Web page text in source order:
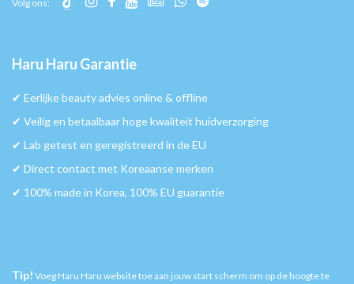
Volg ons:
Haru Haru Garantie
✔︎ Eerlijke beauty advies online & offline
✔︎ Veilig en betaalbaar hoge kwaliteit huidverzorging
✔︎ Lab getest en geregistreerd in de EU
✔︎ Direct contact met Koreaanse merken
✔︎ 100% made in Korea, 100% EU guarantie
Tip! Voeg Haru Haru website toe aan jouw start scherm om op de hoogte te